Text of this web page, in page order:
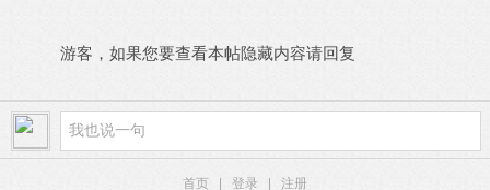
游客，如果您要查看本帖隐藏内容请回复
首页 登录 注册